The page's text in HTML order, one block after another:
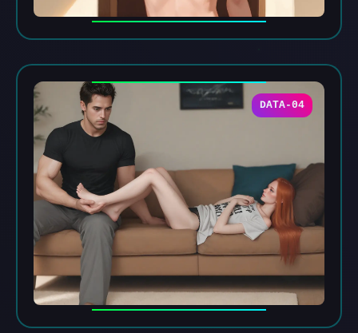
DATA-04